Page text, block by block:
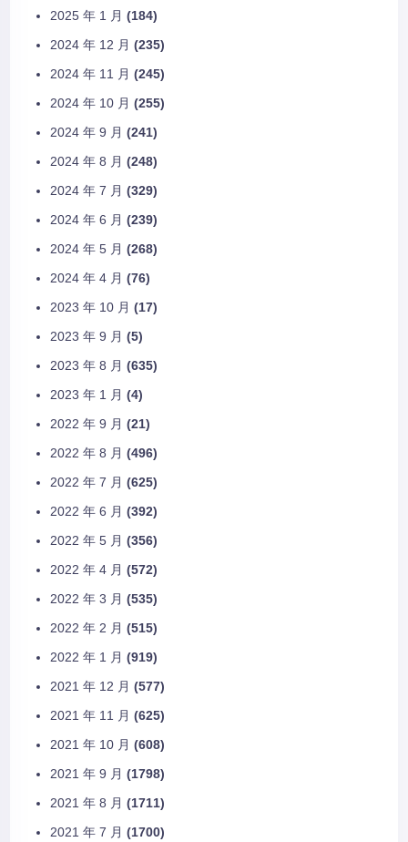
2025 年 1 月 (184)
2024 年 12 月 (235)
2024 年 11 月 (245)
2024 年 10 月 (255)
2024 年 9 月 (241)
2024 年 8 月 (248)
2024 年 7 月 (329)
2024 年 6 月 (239)
2024 年 5 月 (268)
2024 年 4 月 (76)
2023 年 10 月 (17)
2023 年 9 月 (5)
2023 年 8 月 (635)
2023 年 1 月 (4)
2022 年 9 月 (21)
2022 年 8 月 (496)
2022 年 7 月 (625)
2022 年 6 月 (392)
2022 年 5 月 (356)
2022 年 4 月 (572)
2022 年 3 月 (535)
2022 年 2 月 (515)
2022 年 1 月 (919)
2021 年 12 月 (577)
2021 年 11 月 (625)
2021 年 10 月 (608)
2021 年 9 月 (1798)
2021 年 8 月 (1711)
2021 年 7 月 (1700)